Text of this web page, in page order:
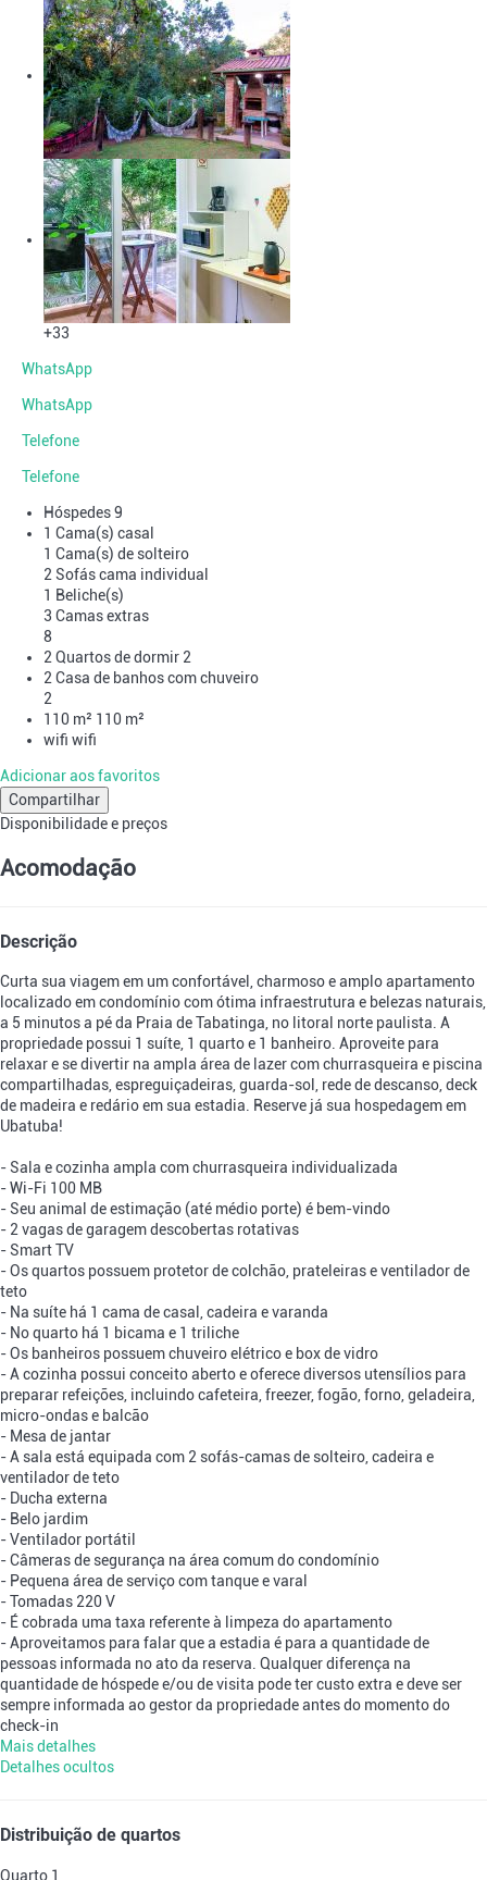
+33
WhatsApp
WhatsApp
Telefone
Telefone
Hóspedes9
1 Cama(s) casal
1 Cama(s) de solteiro
2 Sofás cama individual
1 Beliche(s)
3 Camas extras
8
2 Quartos de dormir 2
2 Casa de banhos com chuveiro
2
110 m² 110 m²
wifi wifi
Adicionar aos favoritos
Compartilhar
Disponibilidade e preços
Acomodação
Descrição
Curta sua viagem em um confortável, charmoso e amplo apartamento
localizado em condomínio com ótima infraestrutura e belezas naturais,
a 5 minutos a pé da Praia de Tabatinga, no litoral norte paulista. A
propriedade possui 1 suíte, 1 quarto e 1 banheiro. Aproveite para
relaxar e se divertir na ampla área de lazer com churrasqueira e piscina
compartilhadas, espreguiçadeiras, guarda-sol, rede de descanso, deck
de madeira e redário em sua estadia. Reserve já sua hospedagem em
Ubatuba!
- Sala e cozinha ampla com churrasqueira individualizada
- Wi-Fi 100 MB
- Seu animal de estimação (até médio porte) é bem-vindo
- 2 vagas de garagem descobertas rotativas
- Smart TV
- Os quartos possuem protetor de colchão, prateleiras e ventilador de
teto
- Na suíte há 1 cama de casal, cadeira e varanda
- No quarto há 1 bicama e 1 triliche
- Os banheiros possuem chuveiro elétrico e box de vidro
- A cozinha possui conceito aberto e oferece diversos utensílios para
preparar refeições, incluindo cafeteira, freezer, fogão, forno, geladeira,
micro-ondas e balcão
- Mesa de jantar
- A sala está equipada com 2 sofás-camas de solteiro, cadeira e
ventilador de teto
- Ducha externa
- Belo jardim
- Ventilador portátil
- Câmeras de segurança na área comum do condomínio
- Pequena área de serviço com tanque e varal
- Tomadas 220 V
- É cobrada uma taxa referente à limpeza do apartamento
- Aproveitamos para falar que a estadia é para a quantidade de
pessoas informada no ato da reserva. Qualquer diferença na
quantidade de hóspede e/ou de visita pode ter custo extra e deve ser
sempre informada ao gestor da propriedade antes do momento do
check-in
Mais detalhes
Detalhes ocultos
Distribuição de quartos
Quarto 1